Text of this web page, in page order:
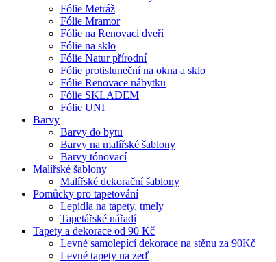
Fólie Metráž
Fólie Mramor
Fólie na Renovaci dveří
Fólie na sklo
Fólie Natur přírodní
Fólie protisluneční na okna a sklo
Fólie Renovace nábytku
Fólie SKLADEM
Fólie UNI
Barvy
Barvy do bytu
Barvy na malířské šablony
Barvy tónovací
Malířské šablony
Malířské dekorační šablony
Pomůcky pro tapetování
Lepidla na tapety, tmely
Tapetářské nářadí
Tapety a dekorace od 90 Kč
Levné samolepící dekorace na stěnu za 90Kč
Levné tapety na zeď